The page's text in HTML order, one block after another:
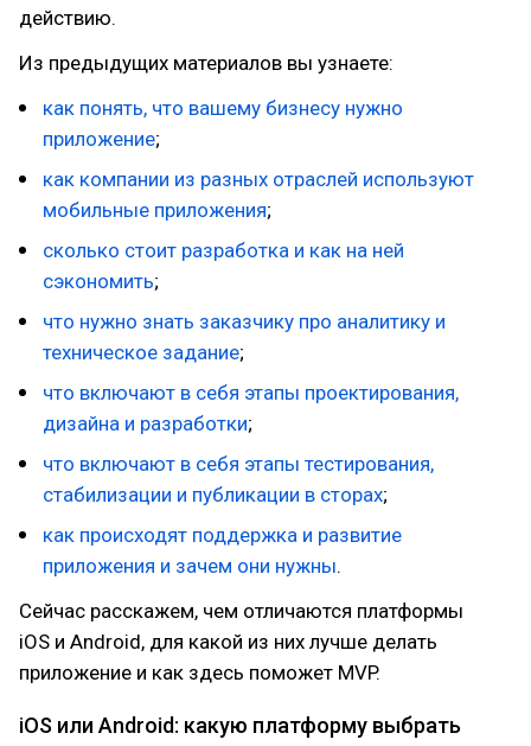
действию.
Из предыдущих материалов вы узнаете:
как понять, что вашему бизнесу нужно
приложение;
как компании из разных отраслей используют
мобильные приложения;
сколько стоит разработка и как на ней
сэкономить;
что нужно знать заказчику про аналитику и
техническое задание;
что включают в себя этапы проектирования,
дизайна и разработки;
что включают в себя этапы тестирования,
стабилизации и публикации в сторах;
как происходят поддержка и развитие
приложения и зачем они нужны.
Сейчас расскажем, чем отличаются платформы
iOS и Android, для какой из них лучше делать
приложение и как здесь поможет MVP.
iOS или Android: какую платформу выбрать